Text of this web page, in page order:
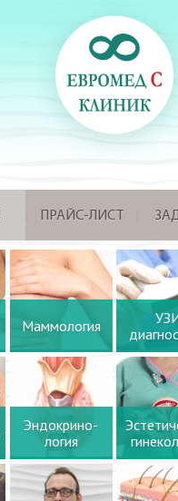
ПРАЙС-ЛИСТ
Маммология
Эндокрино-
логия